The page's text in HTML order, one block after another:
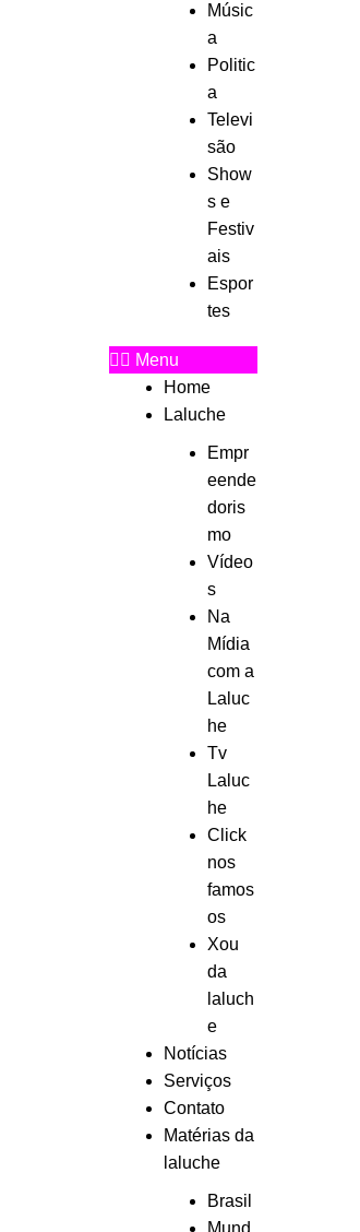
Músic
a
Politic
a
Televi
são
Show
s e
Festiv
ais
Espor
tes
Menu
Home
Laluche
Empr
eende
doris
mo
Vídeo
s
Na
Mídia
com a
Laluc
he
Tv
Laluc
he
Click
nos
famos
os
Xou
da
laluch
e
Notícias
Serviços
Contato
Matérias da
laluche
Brasil
Mund